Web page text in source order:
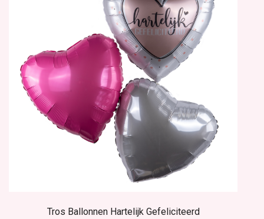
Tros Ballonnen Hartelijk Gefeliciteerd